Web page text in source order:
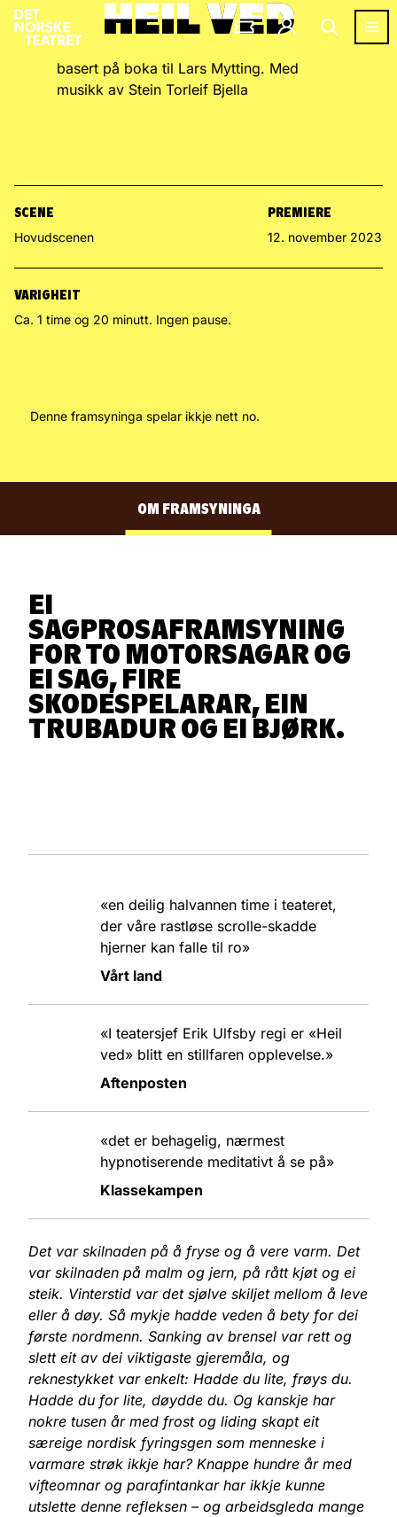
HEIL VED
HEIL VED
basert på boka til Lars Mytting. Med
musikk av Stein Torleif Bjella
SCENE
Hovudscenen
PREMIERE
12. november 2023
VARIGHEIT
Ca. 1 time og 20 minutt. Ingen pause.
Denne framsyninga spelar ikkje nett no.
OM FRAMSYNINGA
KUNSTNARLEG LAG
BAND
MEDVERKANDE
EI
SAGPROSAFRAMSYNING
FOR TO MOTORSAGAR OG
EI SAG, FIRE
SKODESPELARAR, EIN
TRUBADUR OG EI BJØRK.
«en deilig halvannen time i teateret,
der våre rastløse scrolle-skadde
hjerner kan falle til ro»
Vårt land
«I teatersjef Erik Ulfsby regi er «Heil
ved» blitt en stillfaren opplevelse.»
Aftenposten
«det er behagelig, nærmest
hypnotiserende meditativt å se på»
Klassekampen
Det var skilnaden på å fryse og å vere varm. Det
var skilnaden på malm og jern, på rått kjøt og ei
steik. Vinterstid var det sjølve skiljet mellom å leve
eller å døy. Så mykje hadde veden å bety for dei
første nordmenn. Sanking av brensel var rett og
slett eit av dei viktigaste gjeremåla, og
reknestykket var enkelt: Hadde du lite, frøys du.
Hadde du for lite, døydde du. Og kanskje har
nokre tusen år med frost og liding skapt eit
særeige nordisk fyringsgen som menneske i
varmare strøk ikkje har? Knappe hundre år med
vifteomnar og parafintankar har ikkje kunne
utslette denne refleksen – og arbeidsgleda mange